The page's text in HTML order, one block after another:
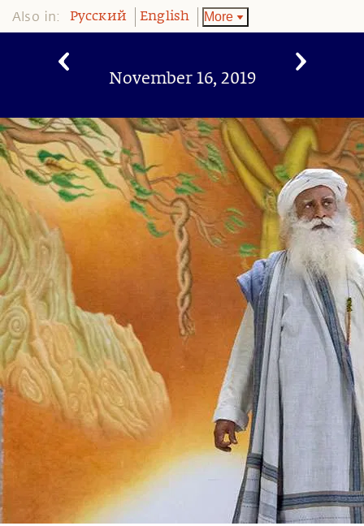
Also in: Pусский English More
November 16, 2019